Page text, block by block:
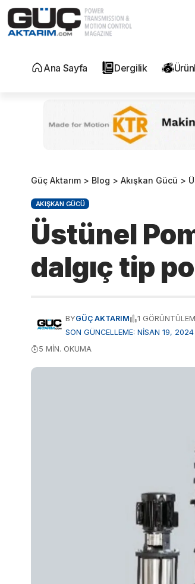
Ana Sayfa Dergilik
Güç Aktarım > Blog > Akışkan Gücü >
AKIŞKAN GÜCÜ
Üstünel
dalgıç tip
SON GÜNCELLEME: NISAN 19,
BYGÜÇ AKTARIM 1
5 MIN. OKUMA